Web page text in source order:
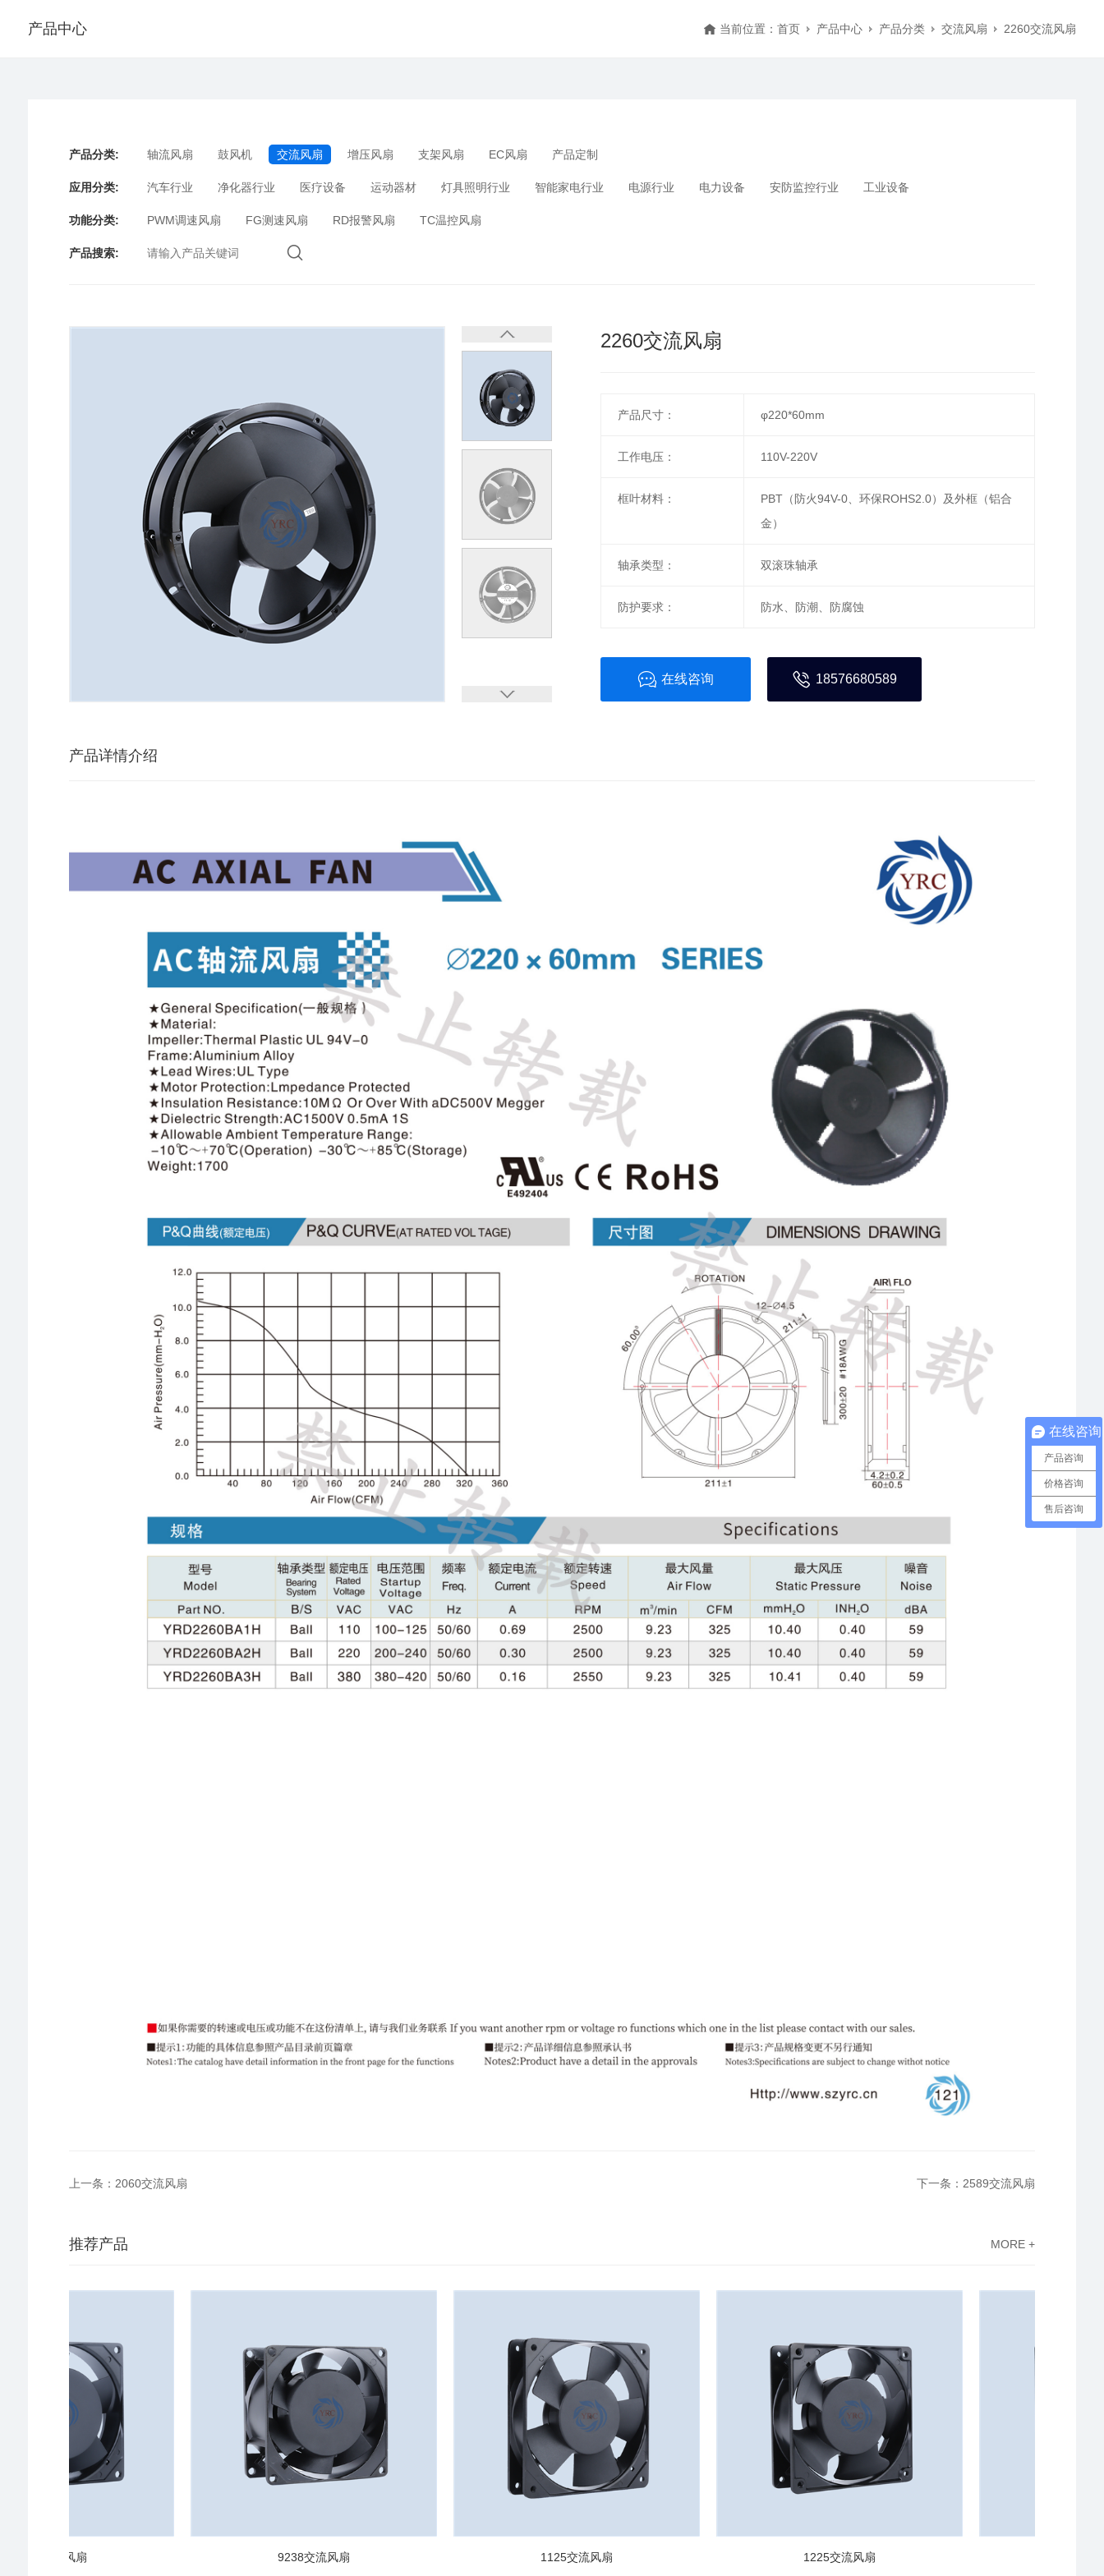
产品中心 当前位置：首页 产品中心 产品分类 交流风扇 2260交流风扇
产品分类: 轴流风扇 鼓风机 交流风扇 增压风扇 支架风扇 EC风扇 产品定制
应用分类: 汽车行业 净化器行业 医疗设备 运动器材 灯具照明行业 智能家电行业 电源行业 电力设备 安防监控行业 工业设备
功能分类: PWM调速风扇 FG测速风扇 RD报警风扇 TC温控风扇
产品搜索:
2260交流风扇
产品尺寸： φ220*60mm
工作电压： 110V-220V
框叶材料：
PBT（防火94V-0、环保ROHS2.0）及外框（铝合
金）
轴承类型： 双滚珠轴承
防护要求： 防水、防潮、防腐蚀
在线咨询 18576680589
产品详情介绍
上一条：2060交流风扇 下一条：2589交流风扇
推荐产品 MORE +
9238交流风扇 1125交流风扇 1225交流风扇
在线咨询
产品咨询
价格咨询
售后咨询